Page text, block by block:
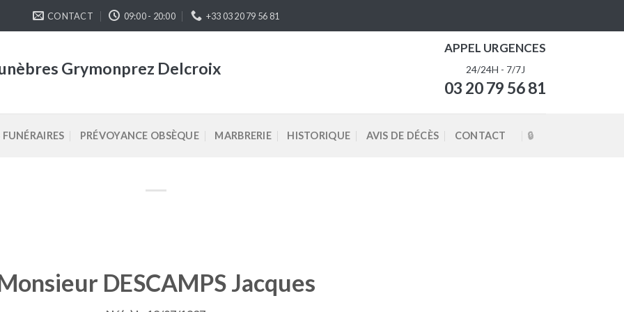
CONTACT 09:00 - 20:00 +33 03 20 79 56 81
Grymonprez Delcroix
APPEL URGENCES
24/24H - 7/7J
03 20 79 56 81
PRÉVOYANCE OBSÈQUE MARBRERIE HISTORIQUE AVIS DE DÉCÈS CONTACT
DESCAMPS Jacques